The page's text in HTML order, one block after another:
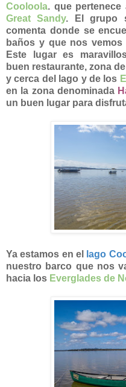
Cooloola. que pertenece
Great Sandy. El grupo
comenta donde se
baños y que nos
Este lugar es
buen restaurante, zona
y cerca del lago y de los
en la zona denominada
un buen lugar para
Ya estamos en el lago
nuestro barco que nos
hacia los Everglades de